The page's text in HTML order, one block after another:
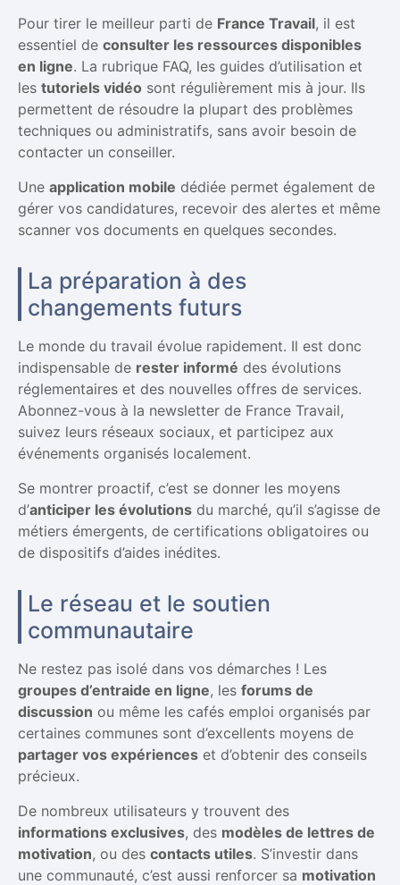
Pour tirer le meilleur parti de France Travail, il est
essentiel de consulter les ressources disponibles
en ligne. La rubrique FAQ, les guides d’utilisation et
les tutoriels vidéo sont régulièrement mis à jour. Ils
permettent de résoudre la plupart des problèmes
techniques ou administratifs, sans avoir besoin de
contacter un conseiller.
Une application mobile dédiée permet également de
gérer vos candidatures, recevoir des alertes et même
scanner vos documents en quelques secondes.
La préparation à des
changements futurs
Le monde du travail évolue rapidement. Il est donc
indispensable de rester informé des évolutions
réglementaires et des nouvelles offres de services.
Abonnez-vous à la newsletter de France Travail,
suivez leurs réseaux sociaux, et participez aux
événements organisés localement.
Se montrer proactif, c’est se donner les moyens
d’anticiper les évolutions du marché, qu’il s’agisse de
métiers émergents, de certifications obligatoires ou
de dispositifs d’aides inédites.
Le réseau et le soutien
communautaire
Ne restez pas isolé dans vos démarches ! Les
groupes d’entraide en ligne, les forums de
discussion ou même les cafés emploi organisés par
certaines communes sont d’excellents moyens de
partager vos expériences et d’obtenir des conseils
précieux.
De nombreux utilisateurs y trouvent des
informations exclusives, des modèles de lettres de
motivation, ou des contacts utiles. S’investir dans
une communauté, c’est aussi renforcer sa motivation